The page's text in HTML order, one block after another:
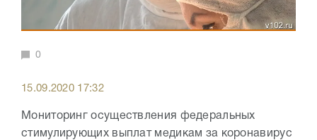
0
15.09.2020 17:32
Мониторинг осуществления федеральных
стимулирующих выплат медикам за коронавирус